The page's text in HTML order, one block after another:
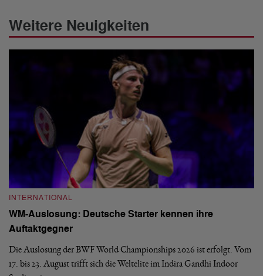
Weitere Neuigkeiten
INTERNATIONAL
WM-Auslosung: Deutsche Starter kennen ihre
Auftaktgegner
Die Auslosung der BWF World Championships 2026 ist erfolgt. Vom
17. bis 23. August trifft sich die Weltelite im Indira Gandhi Indoor